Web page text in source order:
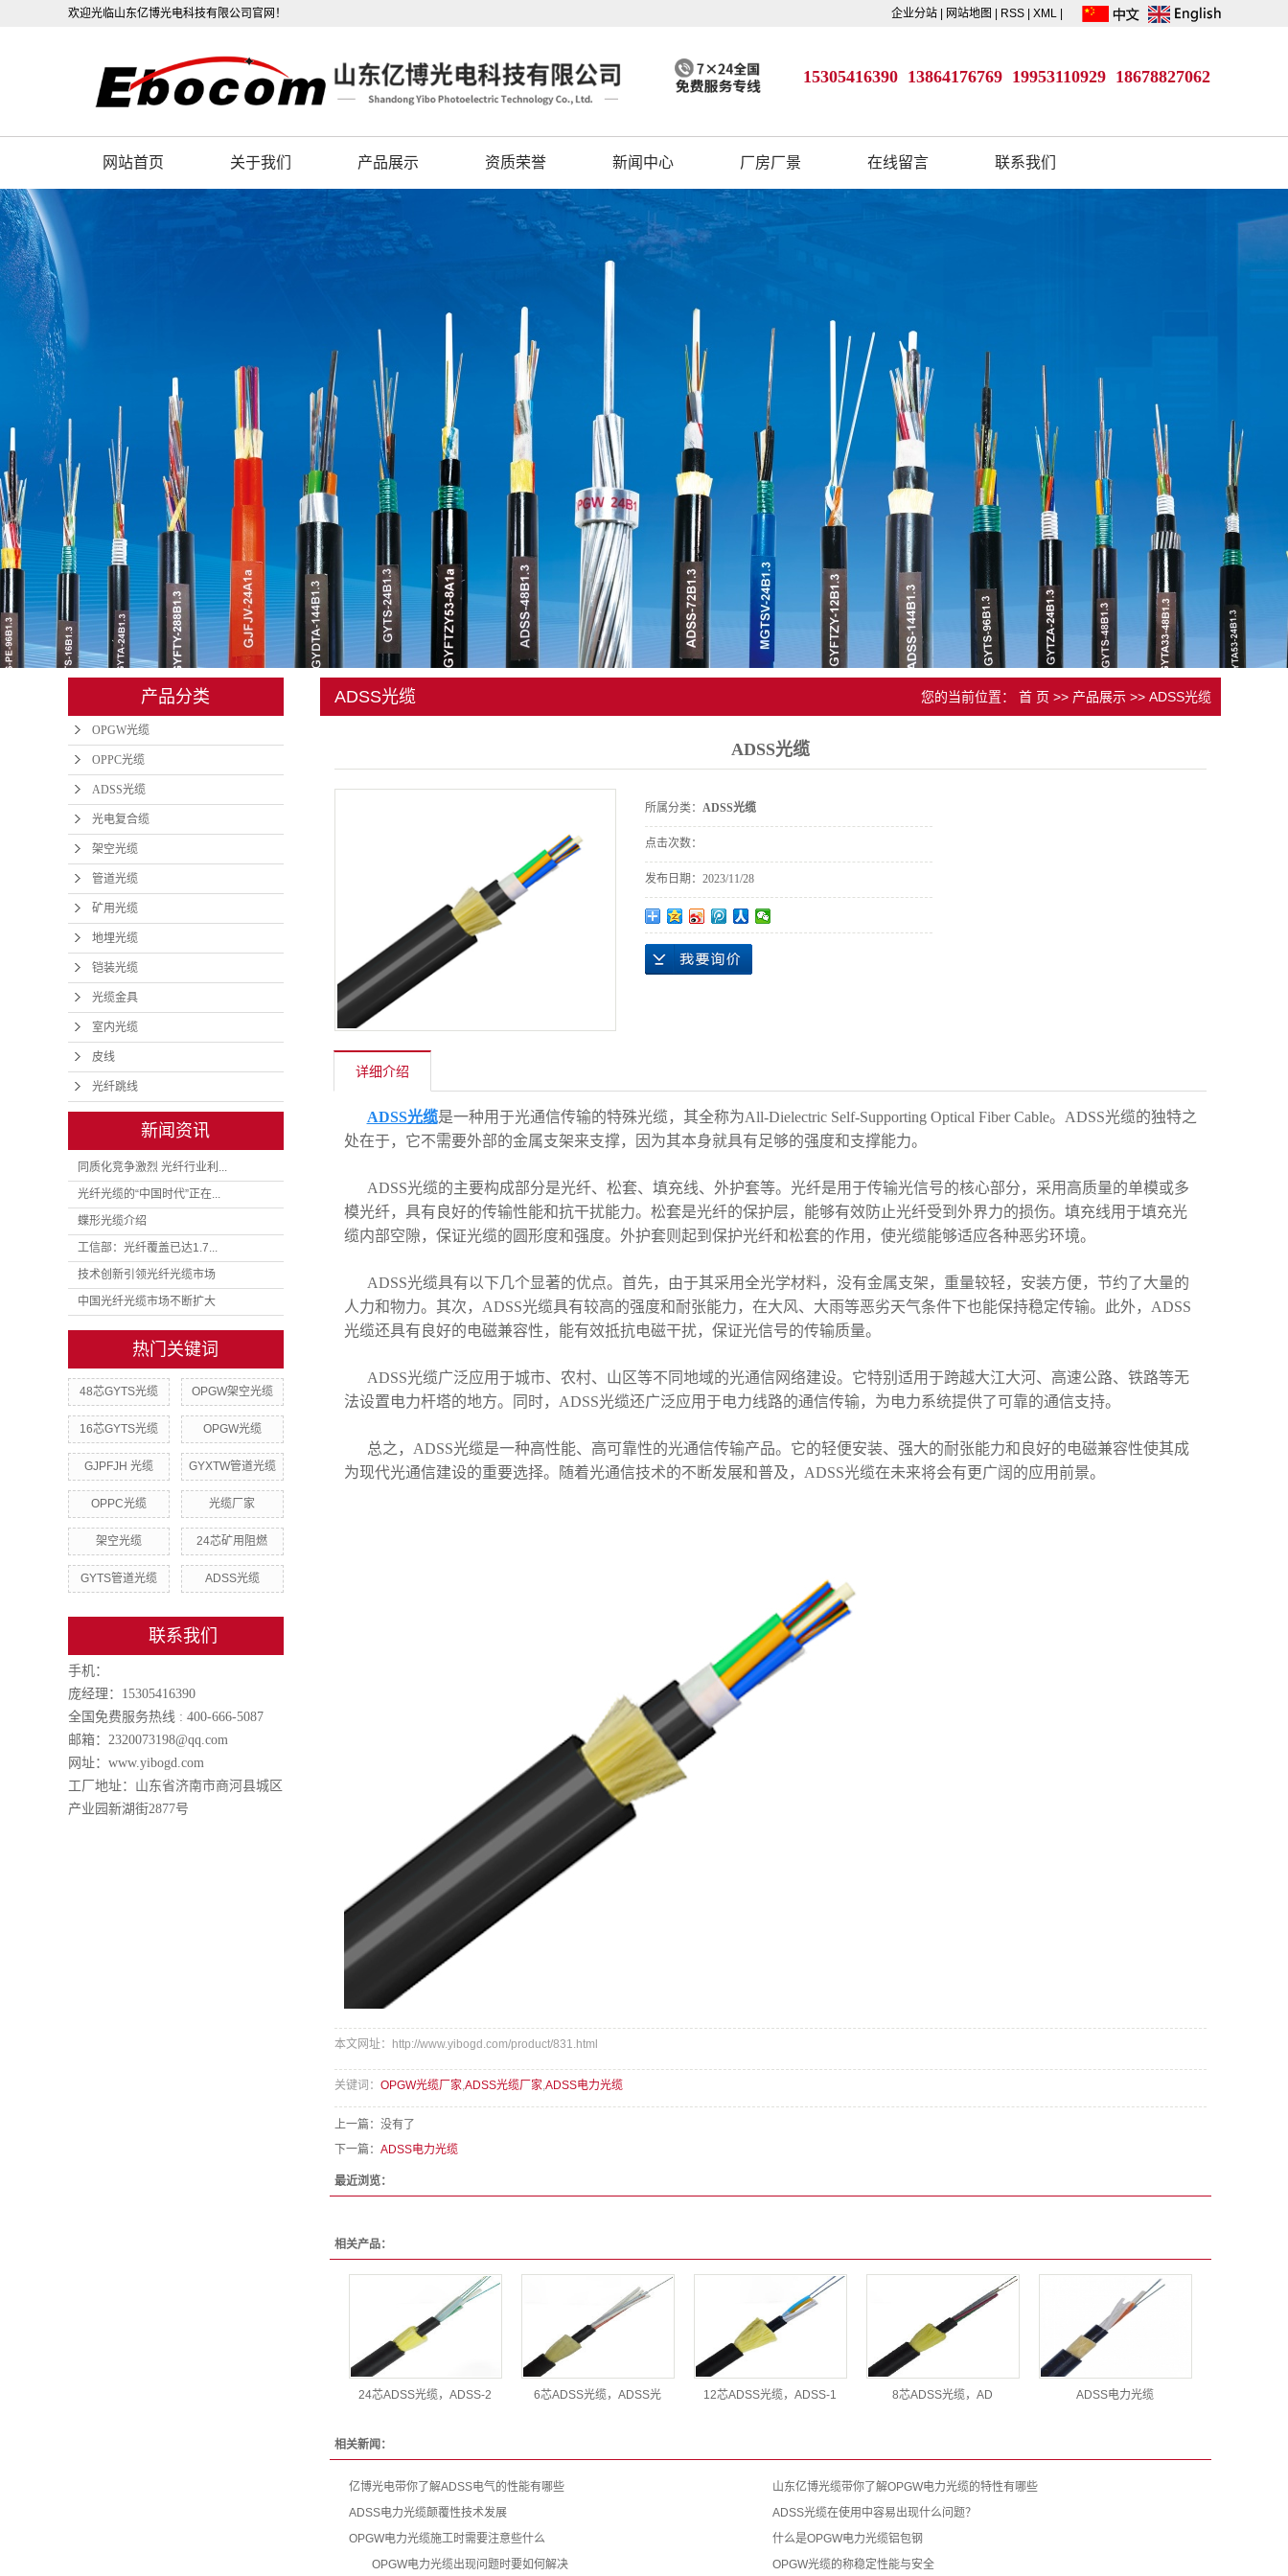
欢迎光临山东亿博光电科技有限公司官网！ 企业分站| 网站地图 RSS| XML|
15305416390 13864176769 19953110929 18678827062
网站首页 关于我们
公司概况
产品展示
OPGW光缆
OPPC光缆
光电复合缆
架空光缆
管道光缆
矿用光缆
地埋光缆
铠装光缆
光缆金具
室内光缆
皮线
资质荣誉 新闻中心
公司动态
行业资讯
厂房厂景 在线留言 联系我们
产品分类
OPGW光缆
OPPC光缆
ADSS光缆
光电复合缆
架空光缆
管道光缆
矿用光缆
地埋光缆
铠装光缆
光缆金具
室内光缆
皮线
光纤跳线
新闻资讯
同质化竞争激烈 光纤行业利...
光纤光缆的“中国时代”正在...
蝶形光缆介绍
工信部：光纤覆盖已达1.7...
技术创新引领光纤光缆市场
中国光纤光缆市场不断扩大
热门关键词
48芯GYTS光缆 OPGW架空光缆
16芯GYTS光缆 OPGW光缆
GJPFJH 光缆 GYXTW管道光缆
OPPC光缆 光缆厂家
架空光缆 24芯矿用阻燃
GYTS管道光缆 ADSS光缆
联系我们
手机：
庞经理：15305416390
全国免费服务热线 : 400-666-5087
邮箱：2320073198@qq.com
网址：www.yibogd.com
工厂地址：山东省济南市商河县城区
产业园新湖街2877号
ADSS光缆 您的当前位置： 首 页 >> 产品展示>> ADSS光缆
ADSS光缆
所属分类： ADSS光缆
点击次数：
发布日期： 2023/11/28
详细介绍
ADSS光缆是一种用于光通信传输的特殊光缆，其全称为All-Dielectric Self-Supporting Optical Fiber Cable。ADSS光缆的独特之
处在于，它不需要外部的金属支架来支撑，因为其本身就具有足够的强度和支撑能力。
ADSS光缆的主要构成部分是光纤、松套、填充线、外护套等。光纤是用于传输光信号的核心部分，采用高质量的单模或多
模光纤，具有良好的传输性能和抗干扰能力。松套是光纤的保护层，能够有效防止光纤受到外界力的损伤。填充线用于填充光
缆内部空隙，保证光缆的圆形度和强度。外护套则起到保护光纤和松套的作用，使光缆能够适应各种恶劣环境。
ADSS光缆具有以下几个显著的优点。首先，由于其采用全光学材料，没有金属支架，重量较轻，安装方便，节约了大量的
人力和物力。其次，ADSS光缆具有较高的强度和耐张能力，在大风、大雨等恶劣天气条件下也能保持稳定传输。此外，ADSS
光缆还具有良好的电磁兼容性，能有效抵抗电磁干扰，保证光信号的传输质量。
ADSS光缆广泛应用于城市、农村、山区等不同地域的光通信网络建设。它特别适用于跨越大江大河、高速公路、铁路等无
法设置电力杆塔的地方。同时，ADSS光缆还广泛应用于电力线路的通信传输，为电力系统提供了可靠的通信支持。
总之，ADSS光缆是一种高性能、高可靠性的光通信传输产品。它的轻便安装、强大的耐张能力和良好的电磁兼容性使其成
为现代光通信建设的重要选择。随着光通信技术的不断发展和普及，ADSS光缆在未来将会有更广阔的应用前景。
本文网址：http://www.yibogd.com/product/831.html
关键词： OPGW光缆厂家,ADSS光缆厂家,ADSS电力光缆
上一篇：没有了
下一篇： ADSS电力光缆
最近浏览：
相关产品：
24芯ADSS光缆，ADSS-2 6芯ADSS光缆，ADSS光 12芯ADSS光缆，ADSS-1 8芯ADSS光缆，AD ADSS电力光缆
相关新闻：
亿博光电带你了解ADSS电气的性能有哪些
山东亿博光缆带你了解OPGW电力光缆的特性有哪些
ADSS电力光缆颠覆性技术发展
ADSS光缆在使用中容易出现什么问题？
OPGW电力光缆施工时需要注意些什么
什么是OPGW电力光缆铝包钢
OPGW电力光缆出现问题时要如何解决
OPGW光缆的称稳定性能与安全